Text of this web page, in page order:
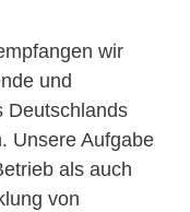
wir
und
Deutschlands
Unsere Aufgabe
als auch
von